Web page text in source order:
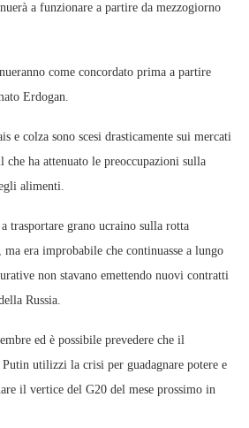
a funzionare a partire da mezzogiorno
come concordato prima a partire
Erdogan.
e colza sono scesi drasticamente sui mercati
ha attenuato le preoccupazioni sulla
alimenti.
trasportare grano ucraino sulla rotta
ma era improbabile che continuasse a lungo
non stavano emettendo nuovi contratti
Russia.
ed è possibile prevedere che il
utilizzi la crisi per guadagnare potere e
il vertice del G20 del mese prossimo in